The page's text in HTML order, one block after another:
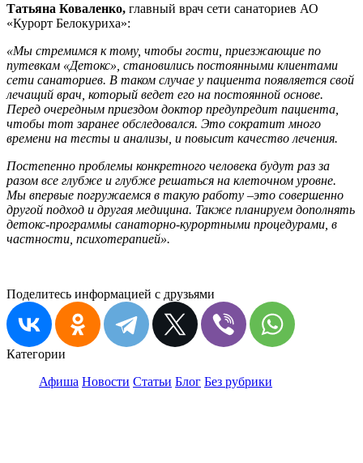
Татьяна Коваленко, главный врач сети санаториев АО
«Курорт Белокуриха»:
«Мы стремимся к тому, чтобы гости, приезжающие по
путевкам «Детокс», становились постоянными клиентами
сети санаториев. В таком случае у пациента появляется свой
лечащий врач, который ведет его на постоянной основе.
Перед очередным приездом доктор предупредит пациента,
чтобы тот заранее обследовался. Это сократит много
времени на тесты и анализы, и повысит качество лечения.
Постепенно проблемы конкретного человека будут раз за
разом все глубже и глубже решаться на клеточном уровне.
Мы впервые погружаемся в такую работу –это совершенно
другой подход и другая медицина. Также планируем дополнять
детокс-программы санаторно-курортными процедурами, в
частности, психотерапией».
Поделитесь информацией с друзьями
Категории
Афиша Новости Статьи Блог Без рубрики